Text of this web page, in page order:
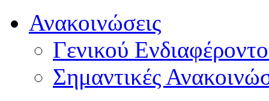
Ανακοινώσεις
Γενικού
Σημαντικές